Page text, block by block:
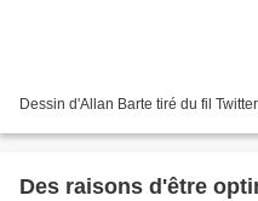
Dessin d'Allan Barte tiré du fil
Des raisons d'être